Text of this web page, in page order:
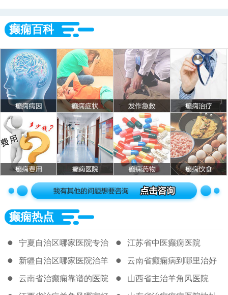
癫痫百科
癫痫热点
宁夏自治区哪家医院专治
羊角风
江苏省中医癫痫医院
新疆自治区哪家医院治羊
角风好啊
云南省癫痫病到哪里治好
云南省治癫痫靠谱的医院 山西省主治羊角风医院